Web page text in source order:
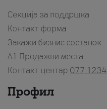
Секција за поддршка
Контакт форма
Закажи бизнис состанок
A1 Продажни места
Контакт центар 077 1234
Профил